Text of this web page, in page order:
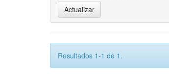
Resultados 1-1 de 1.